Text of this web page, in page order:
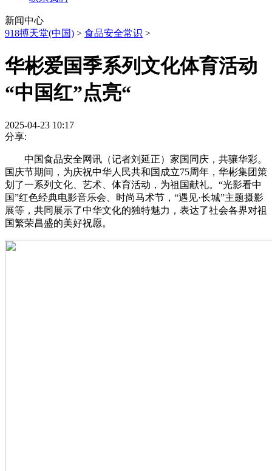
新闻中心
918搏天堂(中国) > 食品安全常识 >
华彬爱国季系列文化体育活动
“中国红”点亮“
2025-04-23 10:17
分享:
中国食品安全网讯（记者刘延正）家国同庆，共骧华彩。
国庆节期间，为庆祝中华人民共和国成立75周年，华彬集团策
划了一系列文化、艺术、体育活动，为祖国献礼。“光影看中
国”红色经典电影音乐会、时尚马术节，“遇见·长城”主题摄影
展等，共同展示了中华文化的独特魅力，表达了社会各界对祖
国繁荣昌盛的美好祝愿。